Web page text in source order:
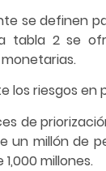
se definen
tabla 2 se
los riesgos
de
un millón de
millones.